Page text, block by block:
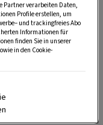
Partner verarbeiten Daten,
Profile erstellen, um
und trackingfreies Abo
Informationen für
finden Sie in unserer
in den Cookie-